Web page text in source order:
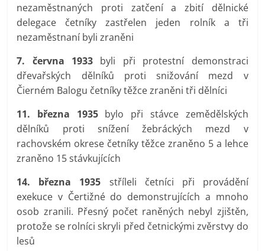
nezaměstnaných proti zatčení a zbití dělnické
delegace četníky zastřelen jeden rolník a tři
nezaměstnaní byli zraněni
7. června 1933 byli při protestní demonstraci
dřevařských dělníků proti snižování mezd v
Čierném Balogu četníky těžce zraněni tři dělníci
11. března 1935bylo při stávce zemědělských
dělníků proti snížení žebráckých mezd v
rachovském okrese četníky těžce zraněno 5 a lehce
zraněno 15 stávkujících
14. března 1935 stříleli četníci při provádění
exekuce v Čertižné do demonstrujících a mnoho
osob zranili. Přesný počet raněných nebyl zjištěn,
protože se rolníci skryli před četnickými zvěrstvy do
lesů